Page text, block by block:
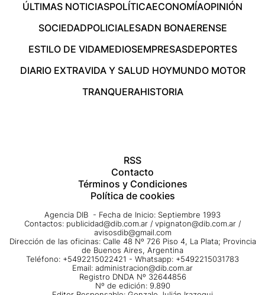
ÚLTIMAS NOTICIASPOLÍTICAECONOMÍAOPINIÓN
SOCIEDADPOLICIALESADN BONAERENSE
ESTILO DE VIDAMEDIOSEMPRESASDEPORTES
DIARIO EXTRAVIDA Y SALUD HOYMUNDO MOTOR
TRANQUERAHISTORIA
RSS
Contacto
Términos y Condiciones
Política de cookies
Agencia DIB - Fecha de Inicio: Septiembre 1993
Contactos: publicidad@dib.com.ar / vpignaton@dib.com.ar /
avisosdib@gmail.com
Dirección de las oficinas: Calle 48 Nº 726 Piso 4, La Plata; Provincia
de Buenos Aires, Argentina
Teléfono: +5492215022421 - Whatsapp: +5492215031783
Email: administracion@dib.com.ar
Registro DNDA Nº 32644856
Nº de edición: 9.890